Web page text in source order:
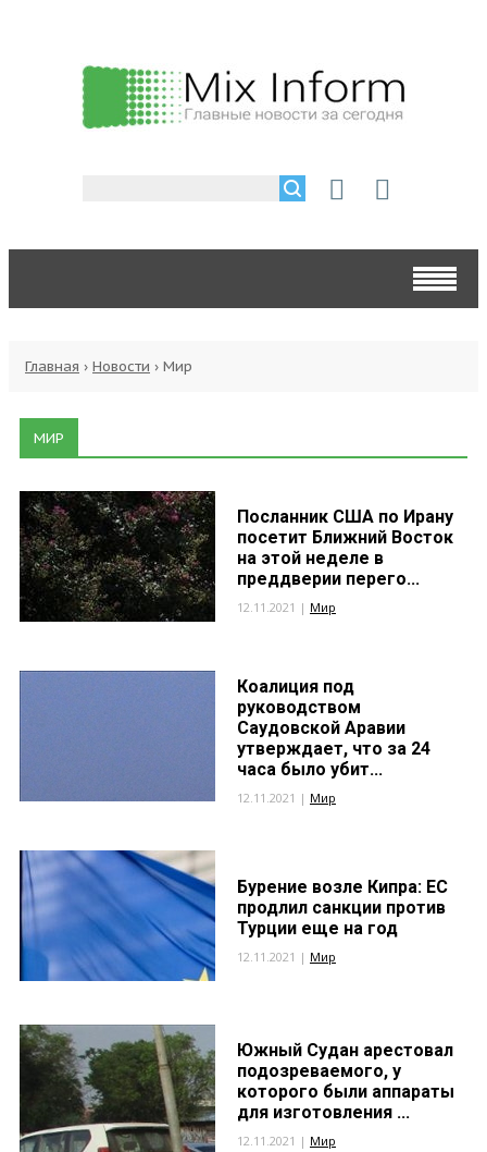
Главная › Новости › Мир
МИР
Посланник США по Ирану
посетит Ближний Восток
на этой неделе в
преддверии перего...
12.11.2021 | Мир
Коалиция под
руководством
Саудовской Аравии
утверждает, что за 24
часа было убит...
12.11.2021 | Мир
Бурение возле Кипра: ЕС
продлил санкции против
Турции еще на год
12.11.2021 | Мир
Южный Судан арестовал
подозреваемого, у
которого были аппараты
для изготовления ...
12.11.2021 | Мир